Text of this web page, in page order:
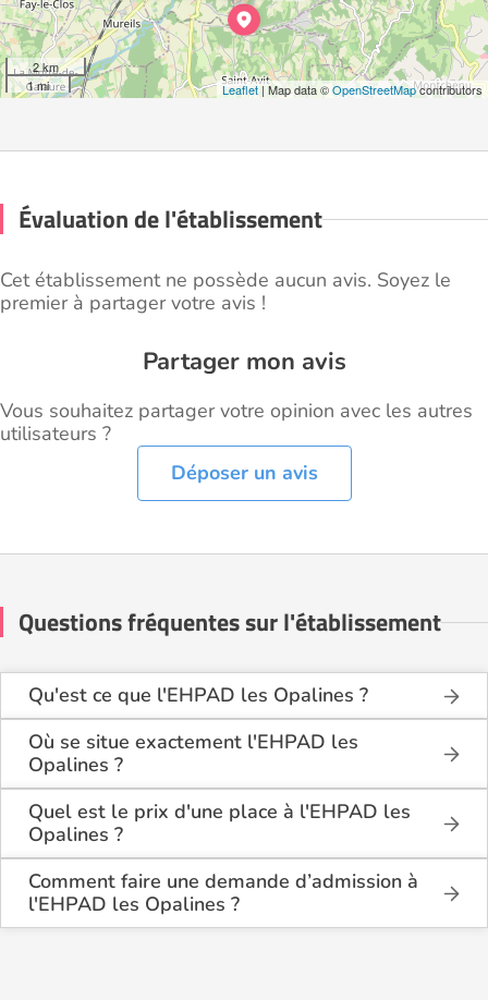
2 km
1 mi
Leaflet| Map data ©OpenStreetMapcontributors
Évaluation de l'établissement
Cet établissement ne possède aucun avis. Soyez le
premier à partager votre avis !
Partager mon avis
Vous souhaitez partager votre opinion avec les autres
utilisateurs ?
Déposer un avis
Questions fréquentes sur l'établissement
Qu'est ce que l'EHPAD les Opalines ?
L'EHPAD les Opalines est une maison de retraite
médicalisée de type hébergement permanent,
hébergement temporaire , située à Châteauneuf-de-
Galaure (26330).
Où se situe exactement l'EHPAD les
Opalines ?
L'EHPAD les Opalines est situé 4 rue du 14 Juillet
1944 à Châteauneuf-de-Galaure (26330), dans
la Drôme (26).
Quel est le prix d'une place à l'EHPAD les
Opalines ?
L'EHPAD les Opalines propose des logements en
chambre simple à partir de 2 728€ par mois, et en
chambre double à partir de 2 542€ par mois.
Comment faire une demande d’admission à
l'EHPAD les Opalines ?
La demande s’effectue directement via le formulaire